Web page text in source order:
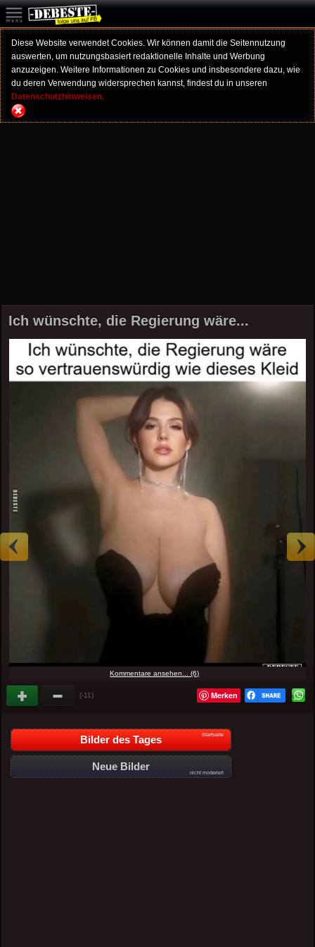
Diese Website verwendet Cookies. Wir können damit die Seitennutzung
auswerten, um nutzungsbasiert redaktionelle Inhalte und Werbung
anzuzeigen. Weitere Informationen zu Cookies und insbesondere dazu, wie
du deren Verwendung widersprechen kannst, findest du in unseren
Datenschutzhinweisen.
Ich wünschte, die Regierung wäre...
Kommentare ansehen... (6)
(-11) Merken
Bilder des Tages Startseite
Neue Bilder
nicht moderiert